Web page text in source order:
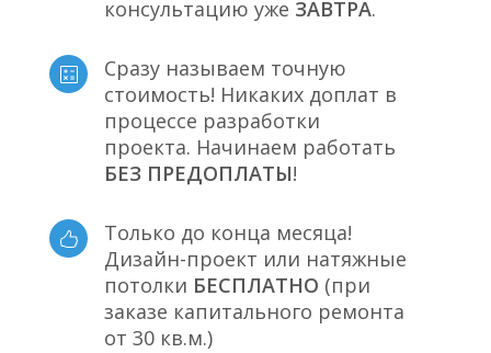
консультацию уже ЗАВТРА.
Сразу называем точную
стоимость! Никаких доплат в
процессе разработки
проекта. Начинаем работать
БЕЗ ПРЕДОПЛАТЫ!
Только до конца месяца!
Дизайн-проект или натяжные
потолки БЕСПЛАТНО (при
заказе капитального ремонта
от 30 кв.м.)